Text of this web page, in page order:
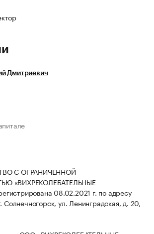
Дмитриевич
С ОГРАНИЧЕННОЙ
«ВИХРЕКОЛЕБАТЕЛЬНЫЕ
08.02.2021 г. по адресу
Солнечногорск, ул. Ленинградская, д. 20,